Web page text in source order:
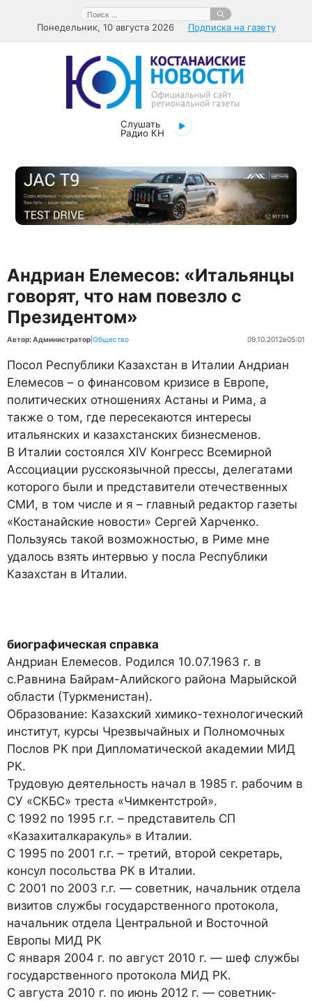
содержимому
Поиск:
Понедельник, 10 августа 2026 Подписка на газету
Слушать
Радио КН
Андриан Елемесов: «Итальянцы
говорят, что нам повезло с
Президентом»
Автор: Администратор Общество 09.10.2012в05:01
Посол Республики Казахстан в Италии Андриан
Елемесов – о финансовом кризисе в Европе,
политических отношениях Астаны и Рима, а
также о том, где пересекаются интересы
итальянских и казахстанских бизнесменов.
В Италии состоялся XIV Конгресс Всемирной
Ассоциации русскоязычной прессы, делегатами
которого были и представители отечественных
СМИ, в том числе и я – главный редактор газеты
«Костанайские новости» Сергей Харченко.
Пользуясь такой возможностью, в Риме мне
удалось взять интервью у посла Республики
Казахстан в Италии.
биографическая справка
Андриан Елемесов. Родился 10.07.1963 г. в
с.Равнина Байрам-Алийского района Марыйской
области (Туркменистан).
Образование: Казахский химико-технологический
институт, курсы Чрезвычайных и Полномочных
Послов РК при Дипломатической академии МИД
РК.
Трудовую деятельность начал в 1985 г. рабочим в
СУ «СКБС» треста «Чимкентстрой».
С 1992 по 1995 г.г. – представитель СП
«Казахиталкаракуль» в Италии.
С 1995 по 2001 г.г. – третий, второй секретарь,
консул посольства РК в Италии.
С 2001 по 2003 г.г. — советник, начальник отдела
визитов службы государственного протокола,
начальник отдела Центральной и Восточной
Европы МИД РК
С января 2004 г. по август 2010 г. — шеф службы
государственного протокола МИД РК.
С августа 2010 г. по июнь 2012 г. — советник-